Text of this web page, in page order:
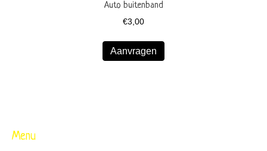
Auto buitenband
€3,00
Aanvragen
Menu